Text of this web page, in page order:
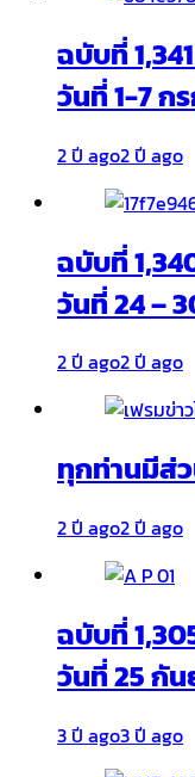
ฉบับที่
วันที่ 1-7 ก
2 ปี ago2 ปี ago
ฉบับที่
วันที่ 24 –
2 ปี ago2 ปี ago
ทุกท่านมีส่
2 ปี ago2 ปี ago
ฉบับที่
วันที่ 25 กัน
3 ปี ago3 ปี ago